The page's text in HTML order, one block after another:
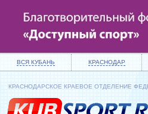
ВСЯ КУБАНЬ КРАСНОДАР
КРАСНОДАРСКОЕ КРАЕВОЕ ОТДЕЛЕНИЕ